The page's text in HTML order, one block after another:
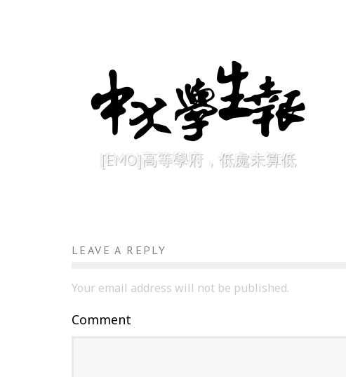
[EMO]高等學府，低處未算低
LEAVE A REPLY
Your email address will not be published.
Comment